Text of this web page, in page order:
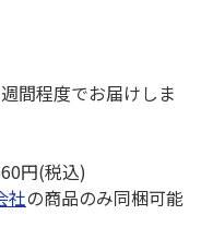
間程度でお届けしま
円(税込)
社の商品のみ同梱可能